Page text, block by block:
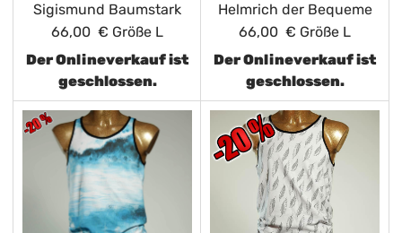
Sigismund Baumstark
66,00 € Größe L
Der Onlineverkauf ist
geschlossen.
Helmrich der Bequeme
66,00 € Größe L
Der Onlineverkauf ist
geschlossen.